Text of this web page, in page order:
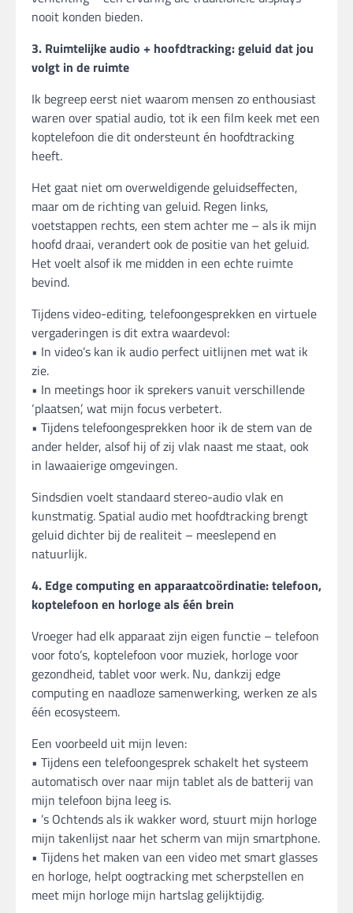
nooit konden bieden.
3. Ruimtelijke audio + hoofdtracking: geluid dat jou
volgt in de ruimte
Ik begreep eerst niet waarom mensen zo enthousiast
waren over spatial audio, tot ik een film keek met een
koptelefoon die dit ondersteunt én hoofdtracking
heeft.
Het gaat niet om overweldigende geluidseffecten,
maar om de richting van geluid. Regen links,
voetstappen rechts, een stem achter me – als ik mijn
hoofd draai, verandert ook de positie van het geluid.
Het voelt alsof ik me midden in een echte ruimte
bevind.
Tijdens video-editing, telefoongesprekken en virtuele
vergaderingen is dit extra waardevol:
• In video’s kan ik audio perfect uitlijnen met wat ik
zie.
• In meetings hoor ik sprekers vanuit verschillende
‘plaatsen’, wat mijn focus verbetert.
• Tijdens telefoongesprekken hoor ik de stem van de
ander helder, alsof hij of zij vlak naast me staat, ook
in lawaaierige omgevingen.
Sindsdien voelt standaard stereo-audio vlak en
kunstmatig. Spatial audio met hoofdtracking brengt
geluid dichter bij de realiteit – meeslepend en
natuurlijk.
4. Edge computing en apparaatcoördinatie: telefoon,
koptelefoon en horloge als één brein
Vroeger had elk apparaat zijn eigen functie – telefoon
voor foto’s, koptelefoon voor muziek, horloge voor
gezondheid, tablet voor werk. Nu, dankzij edge
computing en naadloze samenwerking, werken ze als
één ecosysteem.
Een voorbeeld uit mijn leven:
• Tijdens een telefoongesprek schakelt het systeem
automatisch over naar mijn tablet als de batterij van
mijn telefoon bijna leeg is.
• ’s Ochtends als ik wakker word, stuurt mijn horloge
mijn takenlijst naar het scherm van mijn smartphone.
• Tijdens het maken van een video met smart glasses
en horloge, helpt oogtracking met scherpstellen en
meet mijn horloge mijn hartslag gelijktijdig.